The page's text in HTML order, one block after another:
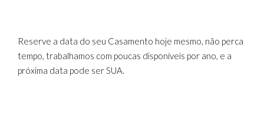
Reserve a data do seu Casamento hoje mesmo, não perca
tempo, trabalhamos com poucas disponíveis por ano, e a
próxima data pode ser SUA.